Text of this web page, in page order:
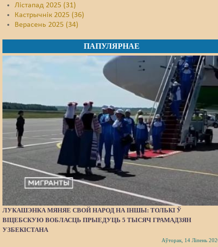
Лістапад 2025 (31)
Кастрычнік 2025 (36)
Верасень 2025 (34)
ПАПУЛЯРНАЕ
ЛУКАШЭНКА МЯНЯЕ СВОЙ НАРОД НА ІНШЫ: ТОЛЬКІ Ў
ВІЦЕБСКУЮ ВОБЛАСЦЬ ПРЫЕДУЦЬ 5 ТЫСЯЧ ГРАМАДЗЯН
УЗБЕКІСТАНА
Аўторак, 14 Ліпень